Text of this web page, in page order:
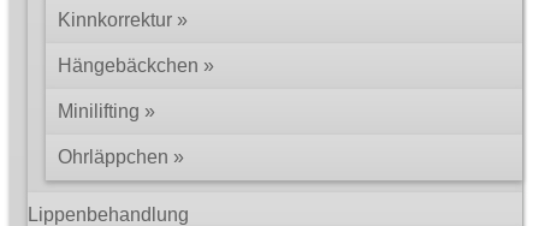
Kinnkorrektur
Hängebäckchen
Minilifting
Ohrläppchen
Lippenbehandlung